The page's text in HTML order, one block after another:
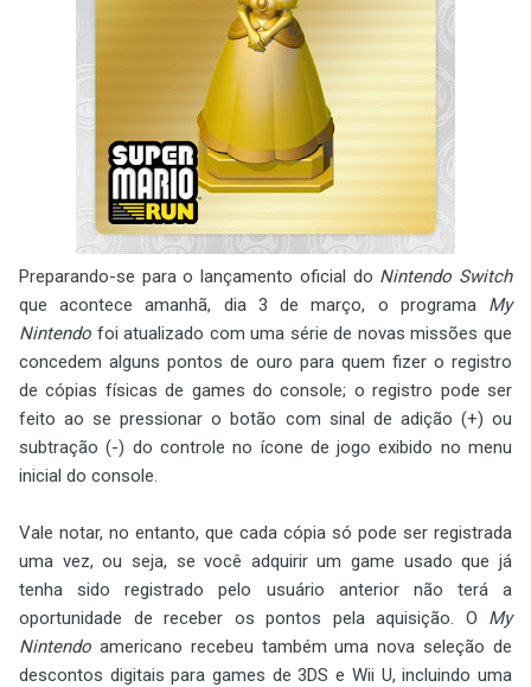
Preparando-se para o lançamento oficial do Nintendo Switch
que acontece amanhã, dia 3 de março, o programa My
Nintendo foi atualizado com uma série de novas missões que
concedem alguns pontos de ouro para quem fizer o registro
de cópias físicas de games do console; o registro pode ser
feito ao se pressionar o botão com sinal de adição (+) ou
subtração (-) do controle no ícone de jogo exibido no menu
inicial do console.
Vale notar, no entanto, que cada cópia só pode ser registrada
uma vez, ou seja, se você adquirir um game usado que já
tenha sido registrado pelo usuário anterior não terá a
oportunidade de receber os pontos pela aquisição. O My
Nintendo americano recebeu também uma nova seleção de
descontos digitais para games de 3DS e Wii U, incluindo uma